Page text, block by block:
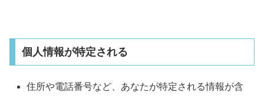
個人情報が特定される
住所や電話番号など、あなたが特定される情報が含